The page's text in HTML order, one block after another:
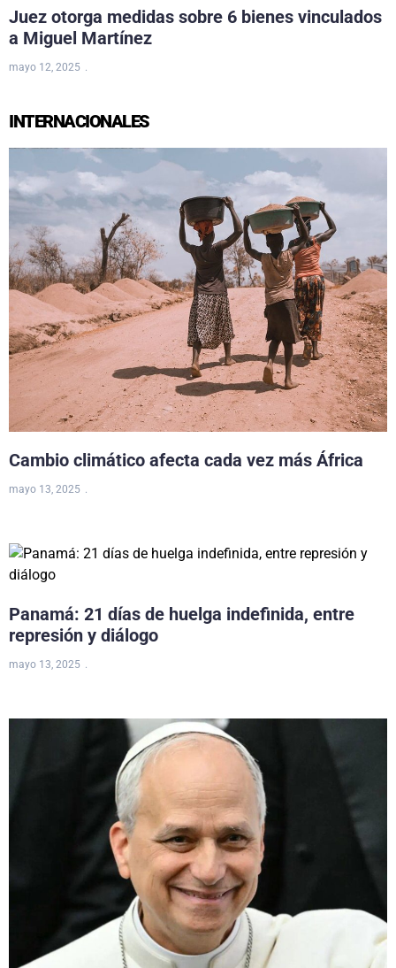
Juez otorga medidas sobre 6 bienes vinculados
a Miguel Martínez
mayo 12, 2025
INTERNACIONALES
Cambio climático afecta cada vez más África
mayo 13, 2025
Panamá: 21 días de huelga indefinida, entre
represión y diálogo
mayo 13, 2025